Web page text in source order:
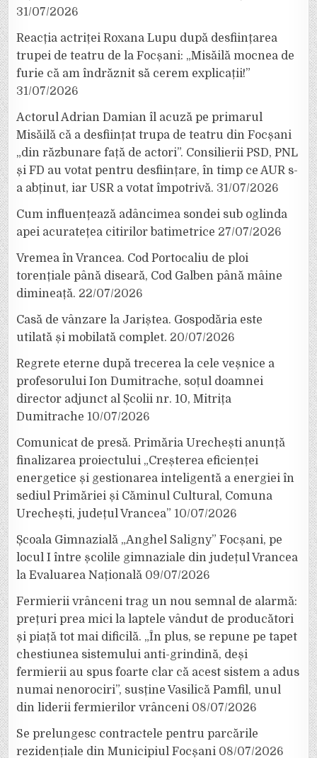
31/07/2026
Reacția actriței Roxana Lupu după desființarea
trupei de teatru de la Focșani: „Misăilă mocnea de
furie că am îndrăznit să cerem explicații!”
31/07/2026
Actorul Adrian Damian îl acuză pe primarul
Misăilă că a desființat trupa de teatru din Focșani
„din răzbunare față de actori”. Consilierii PSD, PNL
și FD au votat pentru desființare, în timp ce AUR s-
a abținut, iar USR a votat împotrivă. 31/07/2026
Cum influențează adâncimea sondei sub oglinda
apei acuratețea citirilor batimetrice 27/07/2026
Vremea în Vrancea. Cod Portocaliu de ploi
torențiale până diseară, Cod Galben până mâine
dimineață. 22/07/2026
Casă de vânzare la Jariștea. Gospodăria este
utilată și mobilată complet. 20/07/2026
Regrete eterne după trecerea la cele veșnice a
profesorului Ion Dumitrache, soțul doamnei
director adjunct al Școlii nr. 10, Mitrița
Dumitrache 10/07/2026
Comunicat de presă. Primăria Urechești anunță
finalizarea proiectului „Creșterea eficienței
energetice și gestionarea inteligentă a energiei în
sediul Primăriei și Căminul Cultural, Comuna
Urechești, județul Vrancea” 10/07/2026
Școala Gimnazială „Anghel Saligny” Focșani, pe
locul I între școlile gimnaziale din județul Vrancea
la Evaluarea Națională 09/07/2026
Fermierii vrânceni trag un nou semnal de alarmă:
prețuri prea mici la laptele vândut de producători
și piață tot mai dificilă. „În plus, se repune pe tapet
chestiunea sistemului anti-grindină, deși
fermierii au spus foarte clar că acest sistem a adus
numai nenorociri”, susține Vasilică Pamfil, unul
din liderii fermierilor vrânceni 08/07/2026
Se prelungesc contractele pentru parcările
rezidențiale din Municipiul Focșani 08/07/2026